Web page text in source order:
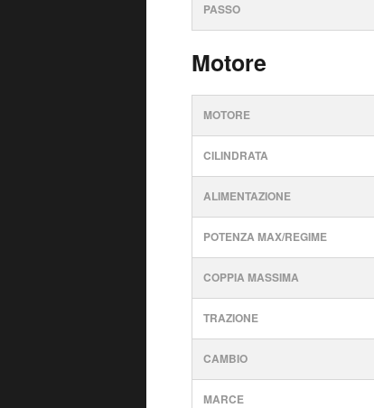
PASSO
Motore
MOTORE
CILINDRATA
ALIMENTAZIONE
POTENZA MAX/REGIME
COPPIA MASSIMA
TRAZIONE
CAMBIO
MARCE